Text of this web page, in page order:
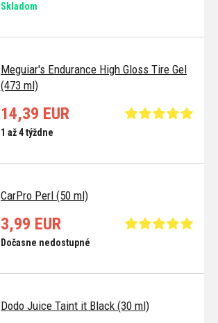
Skladom
Meguiar's Endurance High Gloss Tire Gel
(473 ml)
14,39 EUR
1 až 4 týždne
CarPro Perl (50 ml)
3,99 EUR
Dočasne nedostupné
Dodo Juice Taint it Black (30 ml)